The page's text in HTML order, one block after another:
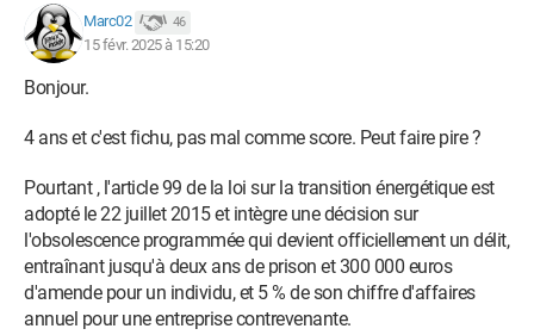
Marc02 46
15 févr. 2025 à 15:20
Bonjour.
4 ans et c'est fichu, pas mal comme score. Peut faire pire ?
Pourtant , l'article 99 de la loi sur la transition énergétique est
adopté le 22 juillet 2015 et intègre une décision sur
l'obsolescence programmée qui devient officiellement un délit,
entraînant jusqu'à deux ans de prison et 300 000 euros
d'amende pour un individu, et 5 % de son chiffre d'affaires
annuel pour une entreprise contrevenante.